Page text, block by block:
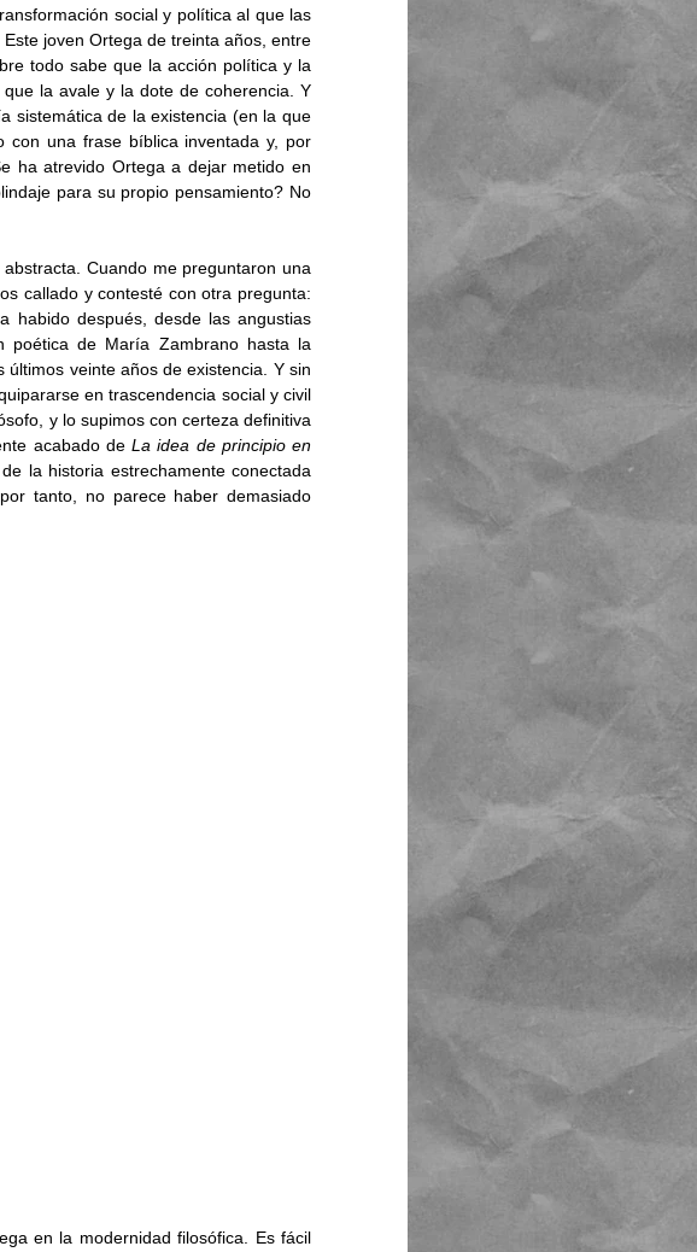
joven Ortega de treinta años, entre
todo sabe que la acción política y la
la avale y la dote de coherencia. Y
sistemática de la existencia (en la que
con una frase bíblica inventada y, por
para su propio pensamiento? No
Cuando me preguntaron una
callado y contesté con otra pregunta:
habido después, desde las angustias
poética de María Zambrano hasta la
veinte años de existencia. Y sin
en trascendencia social y civil
y lo supimos con certeza definitiva
acabado de La idea de principio en
la historia estrechamente conectada
tanto, no parece haber demasiado
en la modernidad filosófica. Es fácil